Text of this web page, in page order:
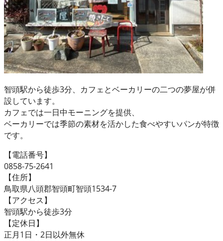
智頭駅から徒歩3分、カフェとベーカリーの二つの夢屋が併
設しています。
カフェでは一日中モーニングを提供、
ベーカリーでは季節の素材を活かした食べやすいパンが特徴
です。
【電話番号】
0858-75-2641
【住所】
鳥取県八頭郡智頭町智頭1534-7
【アクセス】
智頭駅から徒歩3分
【定休日】
正月1日・2日以外無休